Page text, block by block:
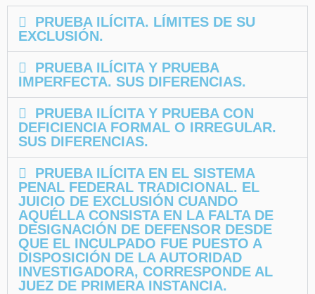
PRUEBA ILÍCITA. LÍMITES DE SU
EXCLUSIÓN.
PRUEBA ILÍCITA Y PRUEBA
IMPERFECTA. SUS DIFERENCIAS.
PRUEBA ILÍCITA Y PRUEBA CON
DEFICIENCIA FORMAL O IRREGULAR.
SUS DIFERENCIAS.
PRUEBA ILÍCITA EN EL SISTEMA
PENAL FEDERAL TRADICIONAL. EL
JUICIO DE EXCLUSIÓN CUANDO
AQUÉLLA CONSISTA EN LA FALTA DE
DESIGNACIÓN DE DEFENSOR DESDE
QUE EL INCULPADO FUE PUESTO A
DISPOSICIÓN DE LA AUTORIDAD
INVESTIGADORA, CORRESPONDE AL
JUEZ DE PRIMERA INSTANCIA.